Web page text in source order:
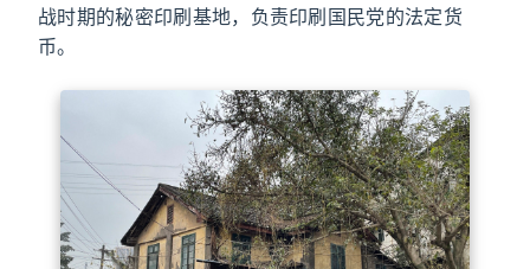
战时期的秘密印刷基地，负责印刷国民党的法定货
币。